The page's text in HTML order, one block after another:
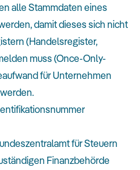
alle Stammdaten eines
damit dieses sich nicht
(Handelsregister,
muss (Once-Only-
für Unternehmen
für Steuern
Finanzbehörde